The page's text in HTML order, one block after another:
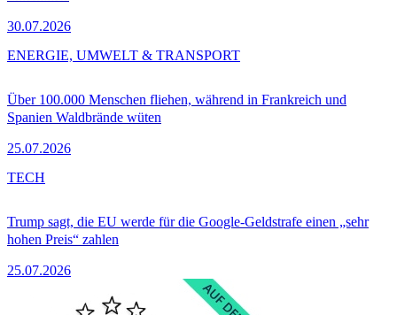
30.07.2026
Über 100.000 Menschen fliehen, während in Frankreich und
Spanien Waldbrände wüten
25.07.2026
ENERGIE, UMWELT & TRANSPORT
Trump sagt, die EU werde für die Google-Geldstrafe einen „sehr
hohen Preis“ zahlen
25.07.2026
TECH